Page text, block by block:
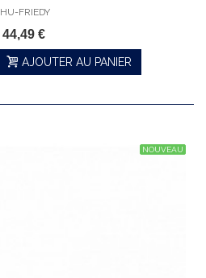
HU-FRIEDY
44,49 €
AJOUTER AU PANIER
NOUVEAU